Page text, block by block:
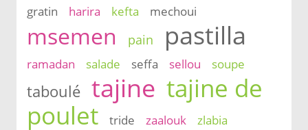
gratin
harira kefta mechoui
msemen pain pastilla
ramadan salade seffa sellou soupe
taboulé tajine tajine de
poulet
tride zaalouk zlabia